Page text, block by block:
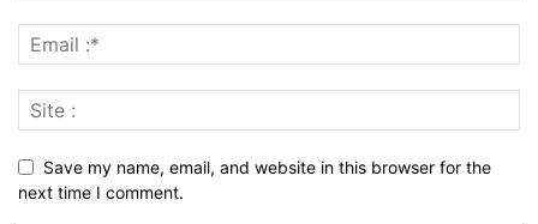
Save my name, email, and website in this browser for the
next time I comment.